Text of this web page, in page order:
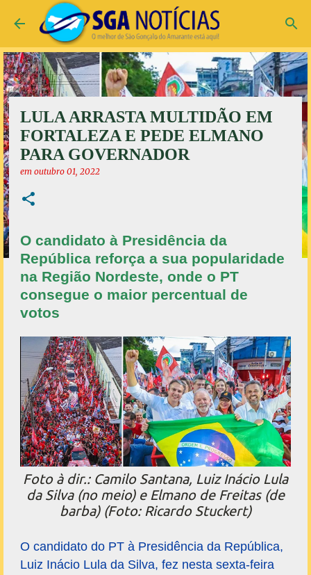
Pular para o conteúdo principal
LULA ARRASTA MULTIDÃO EM
FORTALEZA E PEDE ELMANO
PARA GOVERNADOR
em outubro 01, 2022
O candidato à Presidência da
República reforça a sua popularidade
na Região Nordeste, onde o PT
consegue o maior percentual de
votos
Foto à dir.: Camilo Santana, Luiz Inácio Lula
da Silva (no meio) e Elmano de Freitas (de
barba) (Foto: Ricardo Stuckert)
O candidato do PT à Presidência da República,
Luiz Inácio Lula da Silva, fez nesta sexta-feira